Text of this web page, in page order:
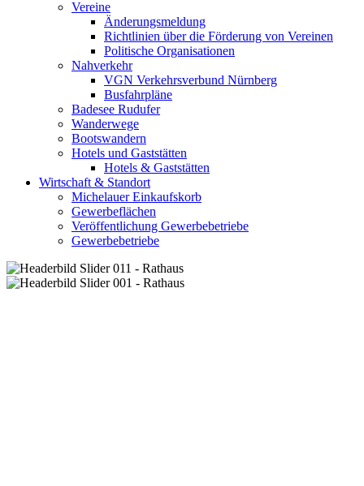
Vereine
Änderungsmeldung
Richtlinien über die Förderung von Vereinen
Politische Organisationen
Nahverkehr
VGN Verkehrsverbund Nürnberg
Busfahrpläne
Badesee Rudufer
Wanderwege
Bootswandern
Hotels und Gaststätten
Hotels & Gaststätten
Wirtschaft & Standort
Michelauer Einkaufskorb
Gewerbeflächen
Veröffentlichung Gewerbebetriebe
Gewerbebetriebe